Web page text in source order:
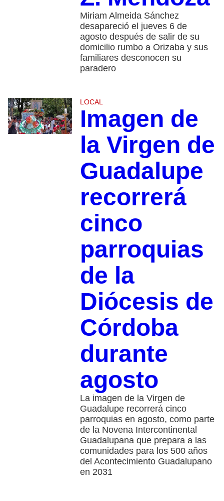
Miriam Almeida Sánchez
desapareció el jueves 6 de
agosto después de salir de su
domicilio rumbo a Orizaba y sus
familiares desconocen su
paradero
LOCAL
Imagen de
la Virgen de
Guadalupe
recorrerá
cinco
parroquias
de la
Diócesis de
Córdoba
durante
agosto
La imagen de la Virgen de
Guadalupe recorrerá cinco
parroquias en agosto, como parte
de la Novena Intercontinental
Guadalupana que prepara a las
comunidades para los 500 años
del Acontecimiento Guadalupano
en 2031